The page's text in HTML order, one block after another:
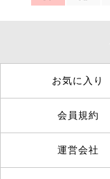
お気に入り
会員規約
運営会社